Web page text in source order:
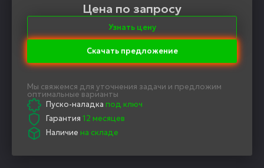
Цена по запросу
Узнать цену
Скачать предложение
Мы свяжемся для уточнения задачи и предложим
оптимальные варианты
Пуско-наладка под ключ
Гарантия 12 месяцев
Наличие на складе